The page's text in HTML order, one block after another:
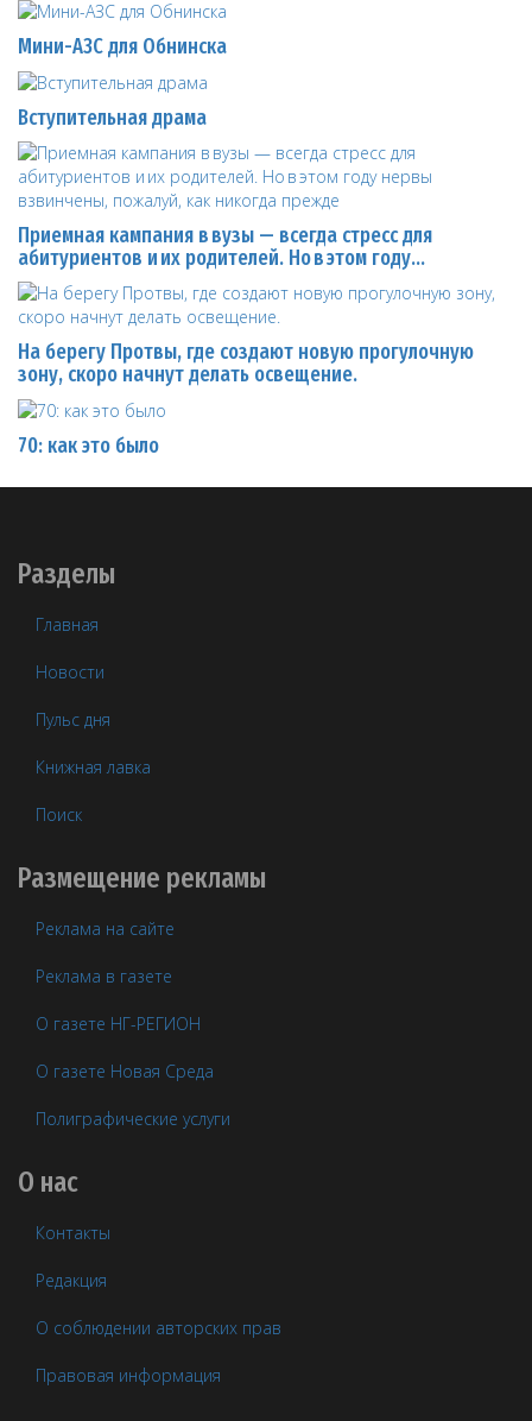
Мини-АЗС для Обнинска
Вступительная драма
Приемная кампания в вузы — всегда стресс для
абитуриентов и их родителей. Но в этом году…
На берегу Протвы, где создают новую прогулочную
зону, скоро начнут делать освещение.
70: как это было
Разделы
Главная
Новости
Пульс дня
Книжная лавка
Поиск
Размещение рекламы
Реклама на сайте
Реклама в газете
О газете НГ-РЕГИОН
О газете Новая Среда
Полиграфические услуги
О нас
Контакты
Редакция
О соблюдении авторских прав
Правовая информация